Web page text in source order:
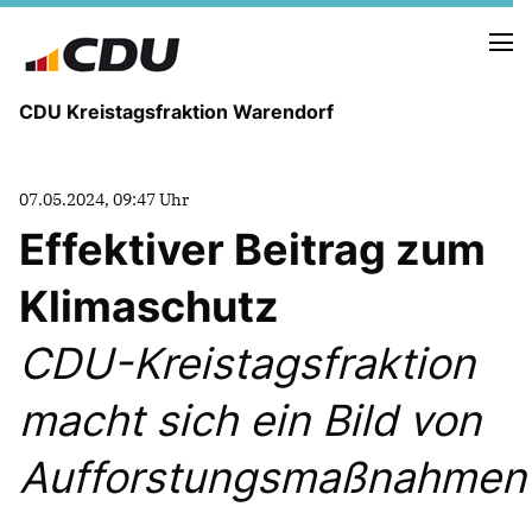
CDU Kreistagsfraktion Warendorf
PRESSE U. NEUIGKEITEN
REDEN UND ANTRÄGE
FRAKTIONSVORSTAND
MITGLIEDER DER CDU-FRAKTION
07.05.2024, 09:47 Uhr
Effektiver Beitrag zum
Klimaschutz
CDU-Kreistagsfraktion
macht sich ein Bild von
Aufforstungsmaßnahmen